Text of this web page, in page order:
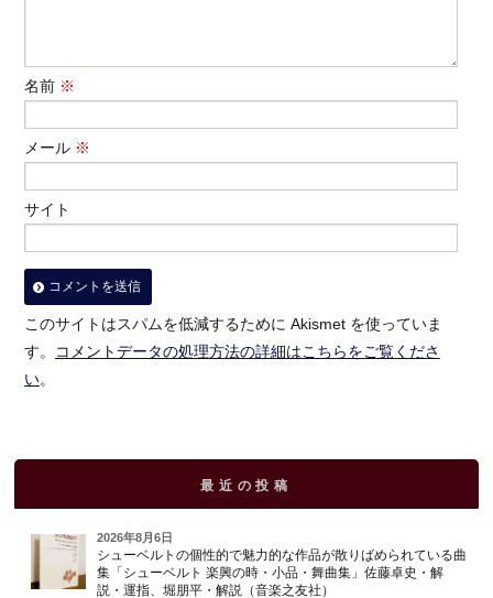
名前 ※
メール ※
サイト
このサイトはスパムを低減するために Akismet を使っていま
す。
コメントデータの処理方法の詳細はこちらをご覧くださ
い。
最近の投稿
2026年8月6日
シューベルトの個性的で魅力的な作品が散りばめられている曲
集「シューベルト 楽興の時・小品・舞曲集」佐藤卓史・解
説・運指、堀朋平・解説（音楽之友社）